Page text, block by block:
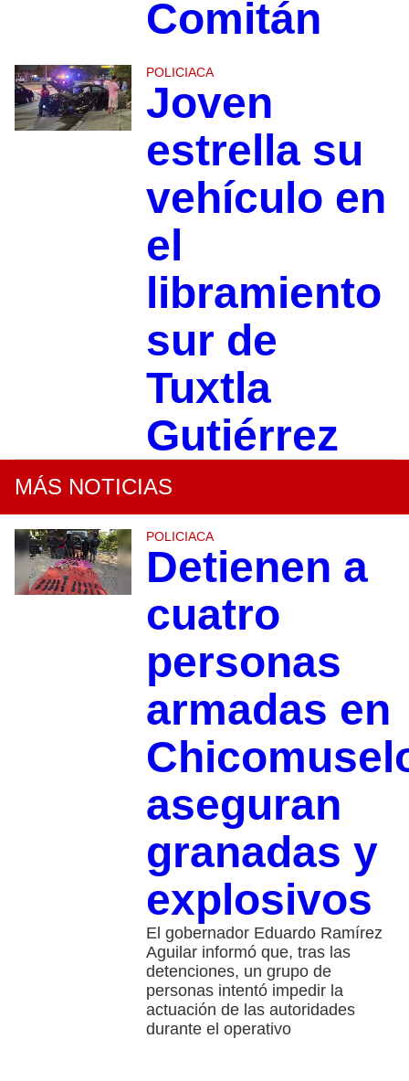
Comitán
POLICIACA
Joven
estrella su
vehículo en
el
libramiento
sur de
Tuxtla
Gutiérrez
MÁS NOTICIAS
POLICIACA
Detienen a
cuatro
personas
armadas en
aseguran
granadas y
explosivos
El gobernador Eduardo Ramírez
Aguilar informó que, tras las
detenciones, un grupo de
personas intentó impedir la
actuación de las autoridades
durante el operativo